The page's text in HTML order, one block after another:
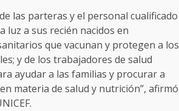
las parteras y el personal cualificado
luz a sus recién nacidos en
que vacunan y protegen a los
y de los trabajadores de salud
ayudar a las familias y procurar a
materia de salud y nutrición”, afirmó